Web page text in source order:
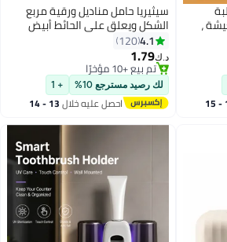
،
14 - 15
سيثيريا حامل مناديل ورقية مربع
الشكل ويعلق على الحائط أبيض
19x13.2x8.2سم
4.1
120
د.ك‏1.79
تم بيع +10 مؤخرًا
تم بيع +10 مؤخرًا
لك رصيد مسترجع 10% + 1
احصل عليه خلال 13 - 14